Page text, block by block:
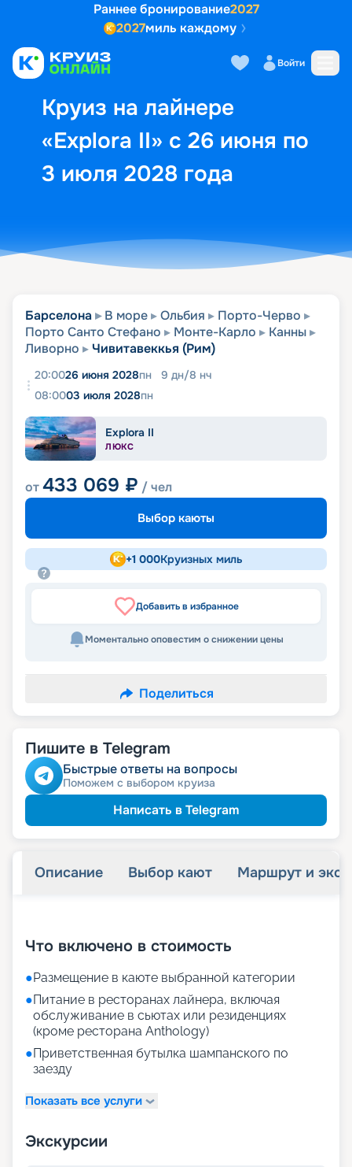
Раннее бронирование2027
2027миль каждому
Войти
Круиз на лайнере
«Explora II» с 26 июня по
3 июля 2028 года
Выбор кают Маршрут и
Барселона В море Ольбия
Порто-Черво
Порто Санто Стефано
Монте-Карло
Канны
Ливорно
Чивитавеккья (Рим)
20:0026 июня 2028пн 9 дн/8 нч
08:0003 июля 2028пн
Explora II
ЛЮКС
от433 069 ₽ / чел
Выбор каюты
+1 000Круизных миль
Добавить в избранное
Моментально оповестим о снижении цены
Поделиться
Пишите в Telegram
Быстрые ответы на вопросы
Поможем с выбором круиза
Написать в Telegram
Описание Выбор кают Маршрут и
Что включено в стоимость
●Размещение в каюте выбранной категории
●Питание в ресторанах лайнера, включая
обслуживание в сьютах или резиденциях
(кроме ресторана Anthology)
●Приветственная бутылка шампанского по
заезду
Показать все услуги
Экскурсии